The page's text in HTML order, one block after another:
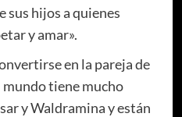
sus hijos a quienes
y amar».
en la pareja de
mundo tiene mucho
y Waldramina y están